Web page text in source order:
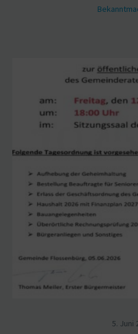
5. Juni